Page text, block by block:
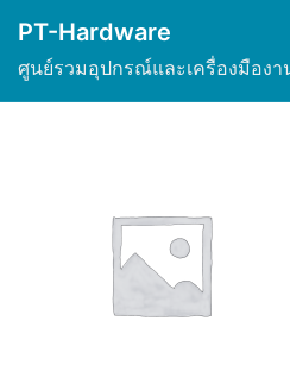
content
PT-Hardware
ศูนย์รวมอุปกรณ์และเครื่องมืองา